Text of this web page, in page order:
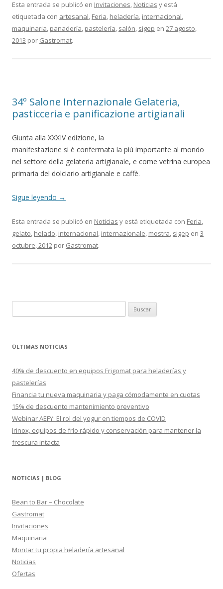
Esta entrada se publicó en Invitaciones, Noticias y está
etiquetada con artesanal, Feria, heladería, internacional,
maquinaria, panadería, pastelería, salón, sigep en 27 agosto,
2013 por Gastromat.
34º Salone Internazionale Gelateria,
pasticceria e panificazione artigianali
Giunta alla XXXIV edizione, la
manifestazione si è confermata la più importante al mondo
nel settore della gelateria artigianale, e come vetrina europea
primaria del dolciario artigianale e caffè.
Sigue leyendo →
Esta entrada se publicó en Noticias y está etiquetada con Feria,
gelato, helado, internacional, internazionale, mostra, sigep en 3
octubre, 2012 por Gastromat.
u
c
r
ÚLTIMAS NOTICIAS
40% de descuento en equipos Frigomat para heladerías y
pastelerías
Financia tu nueva maquinaria y paga cómodamente en cuotas
15% de descuento mantenimiento preventivo
Webinar AEFY: El rol del yogur en tiempos de COVID
Irinox, equipos de frío rápido y conservación para mantener la
frescura intacta
NOTICIAS | BLOG
Bean to Bar – Chocolate
Gastromat
Invitaciones
Maquinaria
Montar tu propia heladería artesanal
Noticias
Ofertas